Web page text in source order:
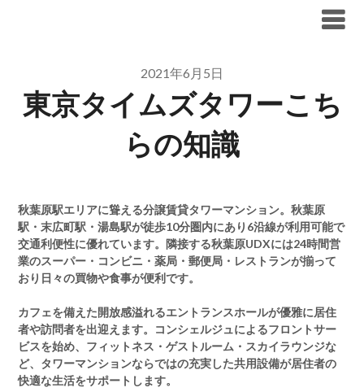
2021年6月5日
東京タイムズタワーこち
らの知識
秋葉原駅エリアに聳える分譲賃貸タワーマンション。秋葉原
駅・末広町駅・湯島駅が徒歩10分圏内にあり6沿線が利用可能で
交通利便性に優れています。隣接する秋葉原UDXには24時間営
業のスーパー・コンビニ・薬局・郵便局・レストランが揃って
おり日々の買物や食事が便利です。
カフェを備えた開放感溢れるエントランスホールが優雅に居住
者や訪問者を出迎えます。コンシェルジュによるフロントサー
ビスを始め、フィットネス・ゲストルーム・スカイラウンジな
ど、タワーマンションならではの充実した共用設備が居住者の
快適な生活をサポートします。